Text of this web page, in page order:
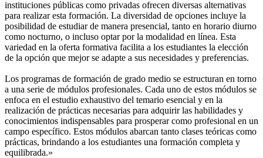
instituciones públicas como privadas ofrecen diversas alternativas
para realizar esta formación. La diversidad de opciones incluye la
posibilidad de estudiar de manera presencial, tanto en horario diurno
como nocturno, o incluso optar por la modalidad en línea. Esta
variedad en la oferta formativa facilita a los estudiantes la elección
de la opción que mejor se adapte a sus necesidades y preferencias.
Los programas de formación de grado medio se estructuran en torno
a una serie de módulos profesionales. Cada uno de estos módulos se
enfoca en el estudio exhaustivo del temario esencial y en la
realización de prácticas necesarias para adquirir las habilidades y
conocimientos indispensables para prosperar como profesional en un
campo específico. Estos módulos abarcan tanto clases teóricas como
prácticas, brindando a los estudiantes una formación completa y
equilibrada.»